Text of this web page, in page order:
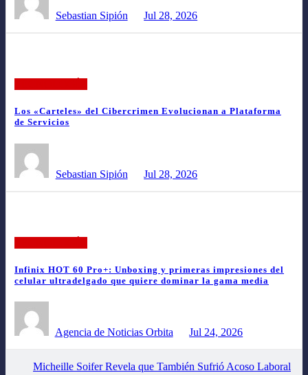
Sebastian Sipión Jul 28, 2026
Los «Carteles» del Cibercrimen Evolucionan a Plataforma
de Servicios
Sebastian Sipión Jul 28, 2026
Infinix HOT 60 Pro+: Unboxing y primeras impresiones del
celular ultradelgado que quiere dominar la gama media
Agencia de Noticias Orbita Jul 24, 2026
Micheille Soifer Revela que También Sufrió Acoso Laboral